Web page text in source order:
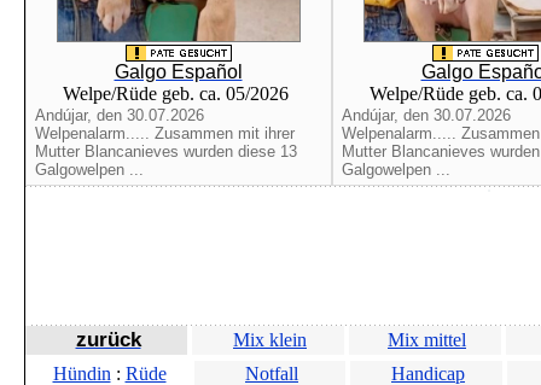
Galgo Español
Welpe/Rüde geb. ca. 05/2026
Andújar, den 30.07.2026
Welpenalarm..... Zusammen mit ihrer
Mutter Blancanieves wurden diese 13
Galgowelpen ...
Galgo
Welpe/Rüde geb. ca.
Andújar, den 30.07.2026
Welpenalarm.....
Mutter Blancanieves
Galgowelpen ...
zurück Mix klein
Mix mittel
Hündin : Rüde Notfall Handicap